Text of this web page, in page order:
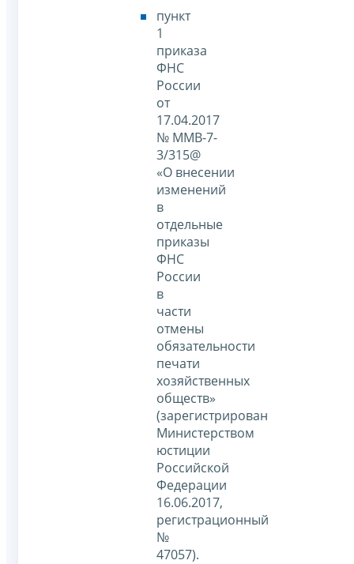
пункт
1
приказа
ФНС
России
от
17.04.2017
№ ММВ-7-
3/315@
«О внесении
изменений
в
отдельные
приказы
ФНС
России
в
части
отмены
обязательности
печати
хозяйственных
обществ»
(зарегистрирован
Министерством
юстиции
Российской
Федерации
16.06.2017,
регистрационный
№
47057).